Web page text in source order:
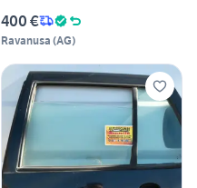
400 €
Ravanusa (AG)